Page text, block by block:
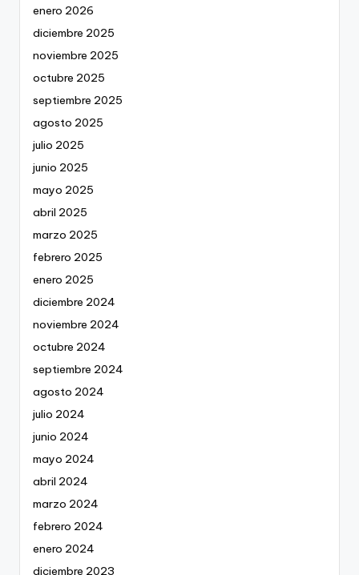
enero 2026
diciembre 2025
noviembre 2025
octubre 2025
septiembre 2025
agosto 2025
julio 2025
junio 2025
mayo 2025
abril 2025
marzo 2025
febrero 2025
enero 2025
diciembre 2024
noviembre 2024
octubre 2024
septiembre 2024
agosto 2024
julio 2024
junio 2024
mayo 2024
abril 2024
marzo 2024
febrero 2024
enero 2024
diciembre 2023